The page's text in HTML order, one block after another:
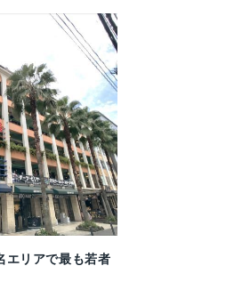
エリアで最も若者